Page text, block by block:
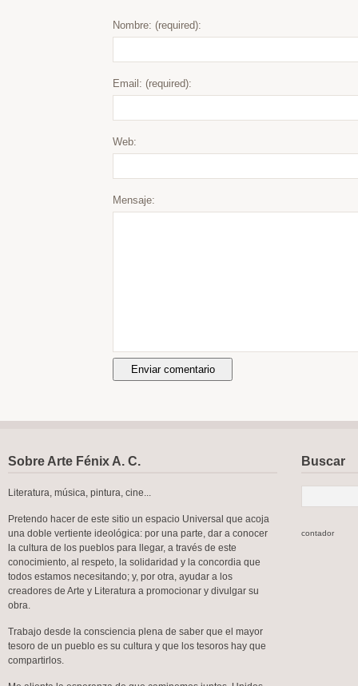
Nombre: (required):
Email: (required):
Web:
Mensaje:
Sobre Arte Fénix A. C.
Literatura, música, pintura, cine...
Pretendo hacer de este sitio un espacio Universal que acoja
una doble vertiente ideológica: por una parte, dar a conocer
la cultura de los pueblos para llegar, a través de este
conocimiento, al respeto, la solidaridad y la concordia que
todos estamos necesitando; y, por otra, ayudar a los
creadores de Arte y Literatura a promocionar y divulgar su
obra.
Trabajo desde la consciencia plena de saber que el mayor
tesoro de un pueblo es su cultura y que los tesoros hay que
compartirlos.
Buscar
contador